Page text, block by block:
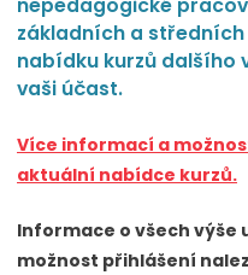
základních a
nabídku kurzů dalšího
vaši účast.
Více informací a
aktuální nabídce kurzů.
Informace o všech výše
možnost přihlášení